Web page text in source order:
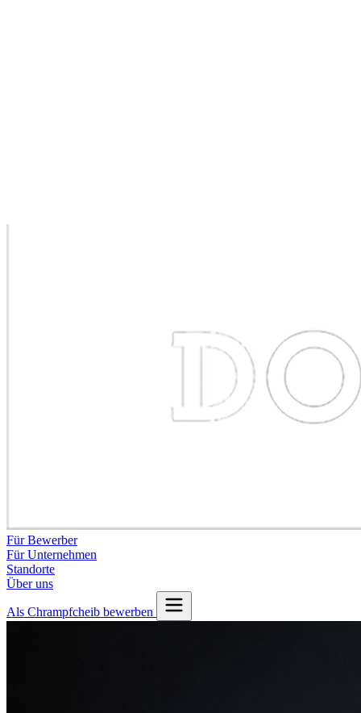
Für Bewerber
Für Unternehmen
Standorte
Über uns
Als Chrampfcheib bewerben